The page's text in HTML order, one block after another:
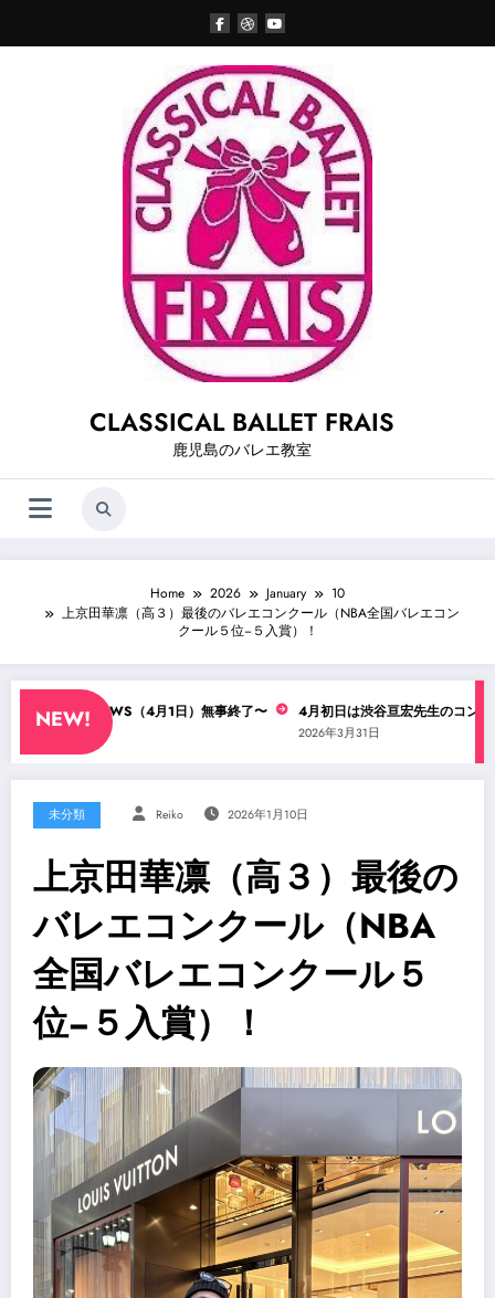
content
CLASSICAL BALLET FRAIS
鹿児島のバレエ教室
Home 2026 January
10
上京田華凛（高３）最後のバレエコンクール（NBA全国バレエコン
クール５位−５入賞）！
NEW!
亘宏先生WS（4月1日）無事終了〜
年4月1日
4月初日は渋谷亘宏先生のコンテWS！
2026年3月31日
未分類 Reiko 2026年1月10日
上京田華凛（高３）最後の
バレエコンクール（NBA
全国バレエコンクール５
位−５入賞）！